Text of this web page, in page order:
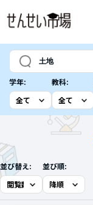
学年: 教科:
並び替え: 並び順: